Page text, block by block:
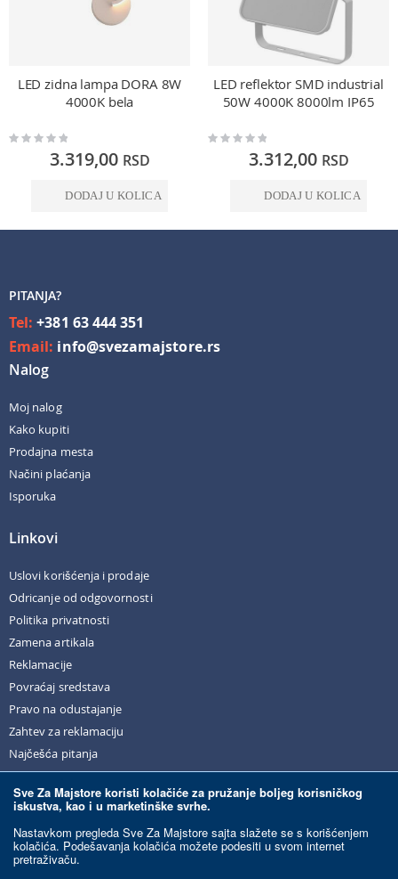
Sve Za Majstore koristi kolačiće za pružanje boljeg korisničkog
iskustva, kao i u marketinške svrhe.
Nastavkom pregleda Sve Za Majstore sajta slažete se s korišćenjem
kolačića. Podešavanja kolačića možete podesiti u svom internet
pretraživaču.
LED zidna lampa DORA 8W
4000K bela
Rating:
3.319,00 RSD
DODAJ U KOLICA
LED reflektor SMD industrial
50W 4000K 8000lm IP65
Rating:
3.312,00 RSD
DODAJ U KOLICA
PITANJA?
Tel:+381 63 444 351
Email: info@svezamajstore.rs
Nalog
Moj nalog
Kako kupiti
Prodajna mesta
Načini plaćanja
Isporuka
Linkovi
Uslovi korišćenja i prodaje
Odricanje od odgovornosti
Politika privatnosti
Zamena artikala
Reklamacije
Povraćaj sredstava
Pravo na odustajanje
Zahtev za reklamaciju
Najčešća pitanja
Razvoj sajta:
© Sve Za Majstore. 2026. Sva prava zadržana.